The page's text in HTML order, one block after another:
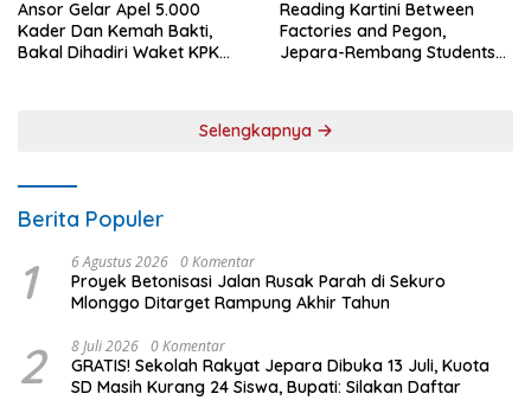
Ansor Gelar Apel 5.000
Kader Dan Kemah Bakti,
Bakal Dihadiri Waket KPK
Reading Kartini Between
Factories and Pegon,
Jepara-Rembang Students
Selengkapnya
Berita Populer
1 6 Agustus 2026 0 Komentar
Proyek Betonisasi Jalan Rusak Parah di Sekuro
Mlonggo Ditarget Rampung Akhir Tahun
2 8 Juli 2026 0 Komentar
GRATIS! Sekolah Rakyat Jepara Dibuka 13 Juli, Kuota
SD Masih Kurang 24 Siswa, Bupati: Silakan Daftar